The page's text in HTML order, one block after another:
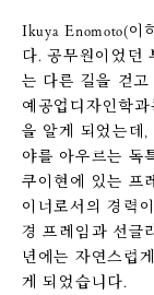
Ikuya Enomoto(
다. 공무원이었던
는 다른 길을 걷
예공업디자인학
을 알게 되었는데
야를 아우르는 독
쿠이현에 있는 프
이너로서의 경력
경 프레임과 선글
년에는 자연스럽
게 되었습니다.